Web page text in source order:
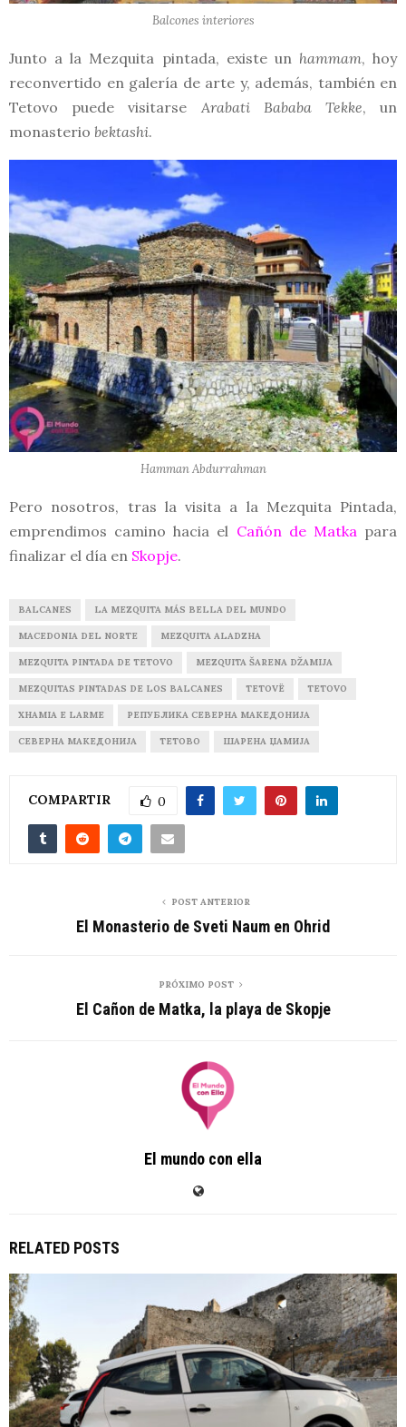
Balcones interiores
Junto a la Mezquita pintada, existe un hammam, hoy
reconvertido en galería de arte y, además, también en
Tetovo puede visitarse Arabati Bababa Tekke, un
monasterio bektashi.
Hamman Abdurrahman
Pero nosotros, tras la visita a la Mezquita Pintada,
emprendimos camino hacia el Cañón de Matkapara
finalizar el día en Skopje.
BALCANES LA MEZQUITA MÁS BELLA DEL MUNDO
MACEDONIA DEL NORTE MEZQUITA ALADZHA
MEZQUITA PINTADA DE TETOVO MEZQUITA ŠARENA DŽAMIJA
MEZQUITAS PINTADAS DE LOS BALCANES TETOVË TETOVO
XHAMIA E LARME РЕПУБЛИКА СЕВЕРНА МАКЕДОНИЈА
СЕВЕРНА МАКЕДОНИЈА ТЕТОВО ШАРЕНА ЏАМИЈА
COMPARTIR 0
POST ANTERIOR
El Monasterio de Sveti Naum en Ohrid
PRÓXIMO POST
El Cañon de Matka, la playa de Skopje
El mundo con ella
RELATED POSTS